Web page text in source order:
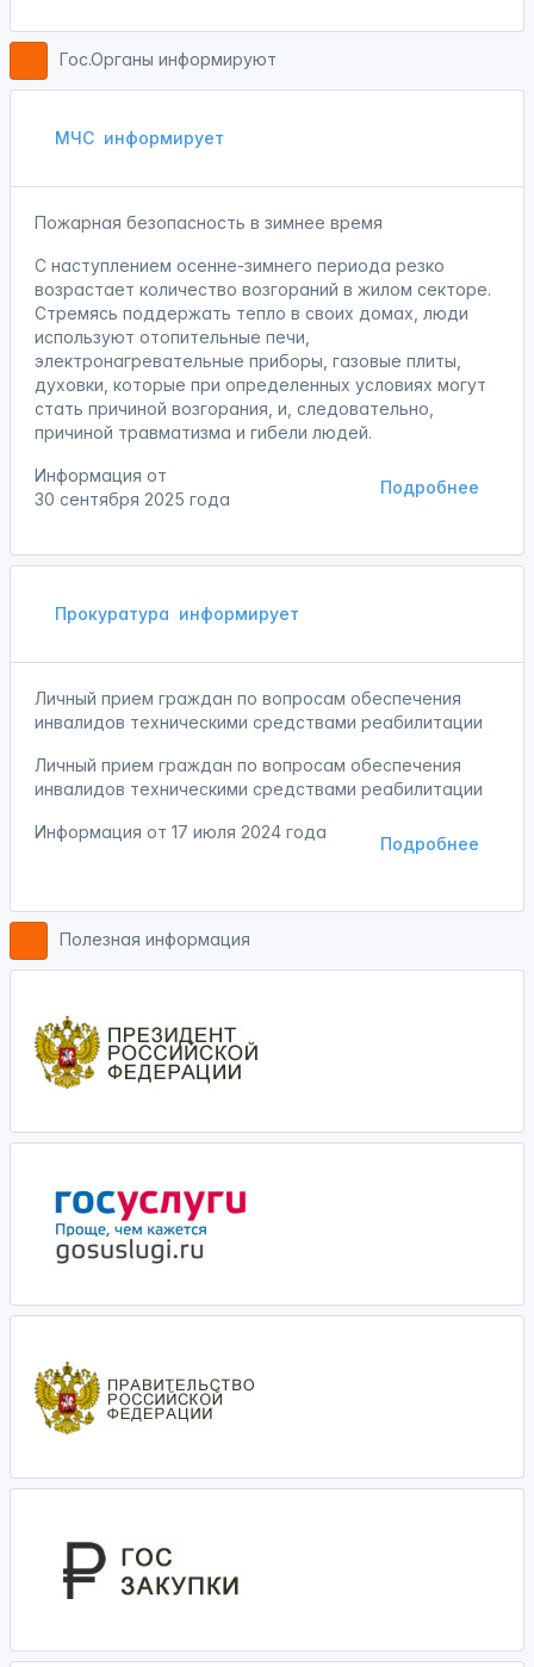
Гос.Органы информируют
МЧС информирует
Пожарная безопасность в зимнее время
С наступлением осенне-зимнего периода резко
возрастает количество возгораний в жилом секторе.
Стремясь поддержать тепло в своих домах, люди
используют отопительные печи,
электронагревательные приборы, газовые плиты,
духовки, которые при определенных условиях могут
стать причиной возгорания, и, следовательно,
причиной травматизма и гибели людей.
Подробнее
Информация от
30 сентября 2025 года
Прокуратура информирует
Личный прием граждан по вопросам обеспечения
инвалидов техническими средствами реабилитации
Личный прием граждан по вопросам обеспечения
инвалидов техническими средствами реабилитации
Подробнее
Информация от 17 июля 2024 года
Полезная информация